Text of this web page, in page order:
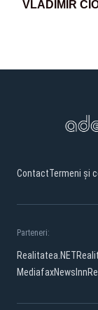
VLADIMIR
ContactTermeni și
Parteneri:
Realitatea.NET
MediafaxNewsInn